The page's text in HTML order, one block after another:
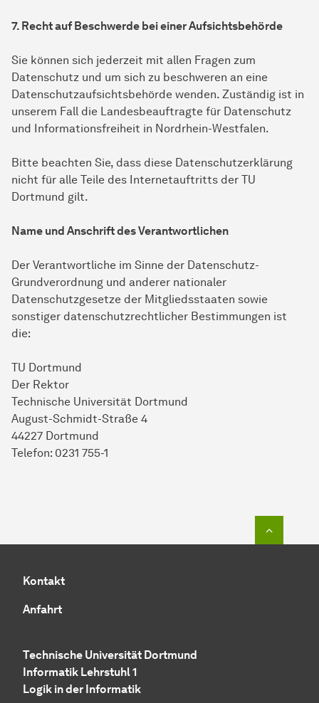
7. Recht auf Beschwerde bei einer Aufsichtsbehörde
Sie können sich jederzeit mit allen Fragen zum
Datenschutz und um sich zu beschweren an eine
Datenschutzaufsichtsbehörde wenden. Zuständig ist in
unserem Fall die Landesbeauftragte für Datenschutz
und Informationsfreiheit in Nordrhein-Westfalen.
Bitte beachten Sie, dass diese Datenschutzerklärung
nicht für alle Teile des Internetauftritts der TU
Dortmund gilt.
Name und Anschrift des Verantwortlichen
Der Verantwortliche im Sinne der Datenschutz-
Grundverordnung und anderer nationaler
Datenschutzgesetze der Mitgliedsstaaten sowie
sonstiger datenschutzrechtlicher Bestimmungen ist
die:
TU Dortmund
Der Rektor
Technische Universität Dortmund
August-Schmidt-Straße 4
44227 Dortmund
Telefon: 0231 755-1
Kontakt
Anfahrt
Technische Universität Dortmund
Informatik Lehrstuhl 1
Logik in der Informatik